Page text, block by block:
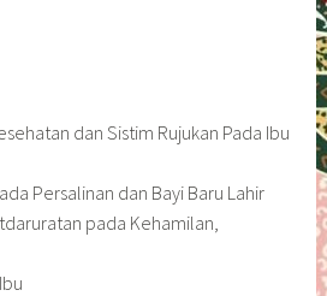
dan Sistim Rujukan Pada Ibu
Persalinan dan Bayi Baru Lahir
pada Kehamilan,